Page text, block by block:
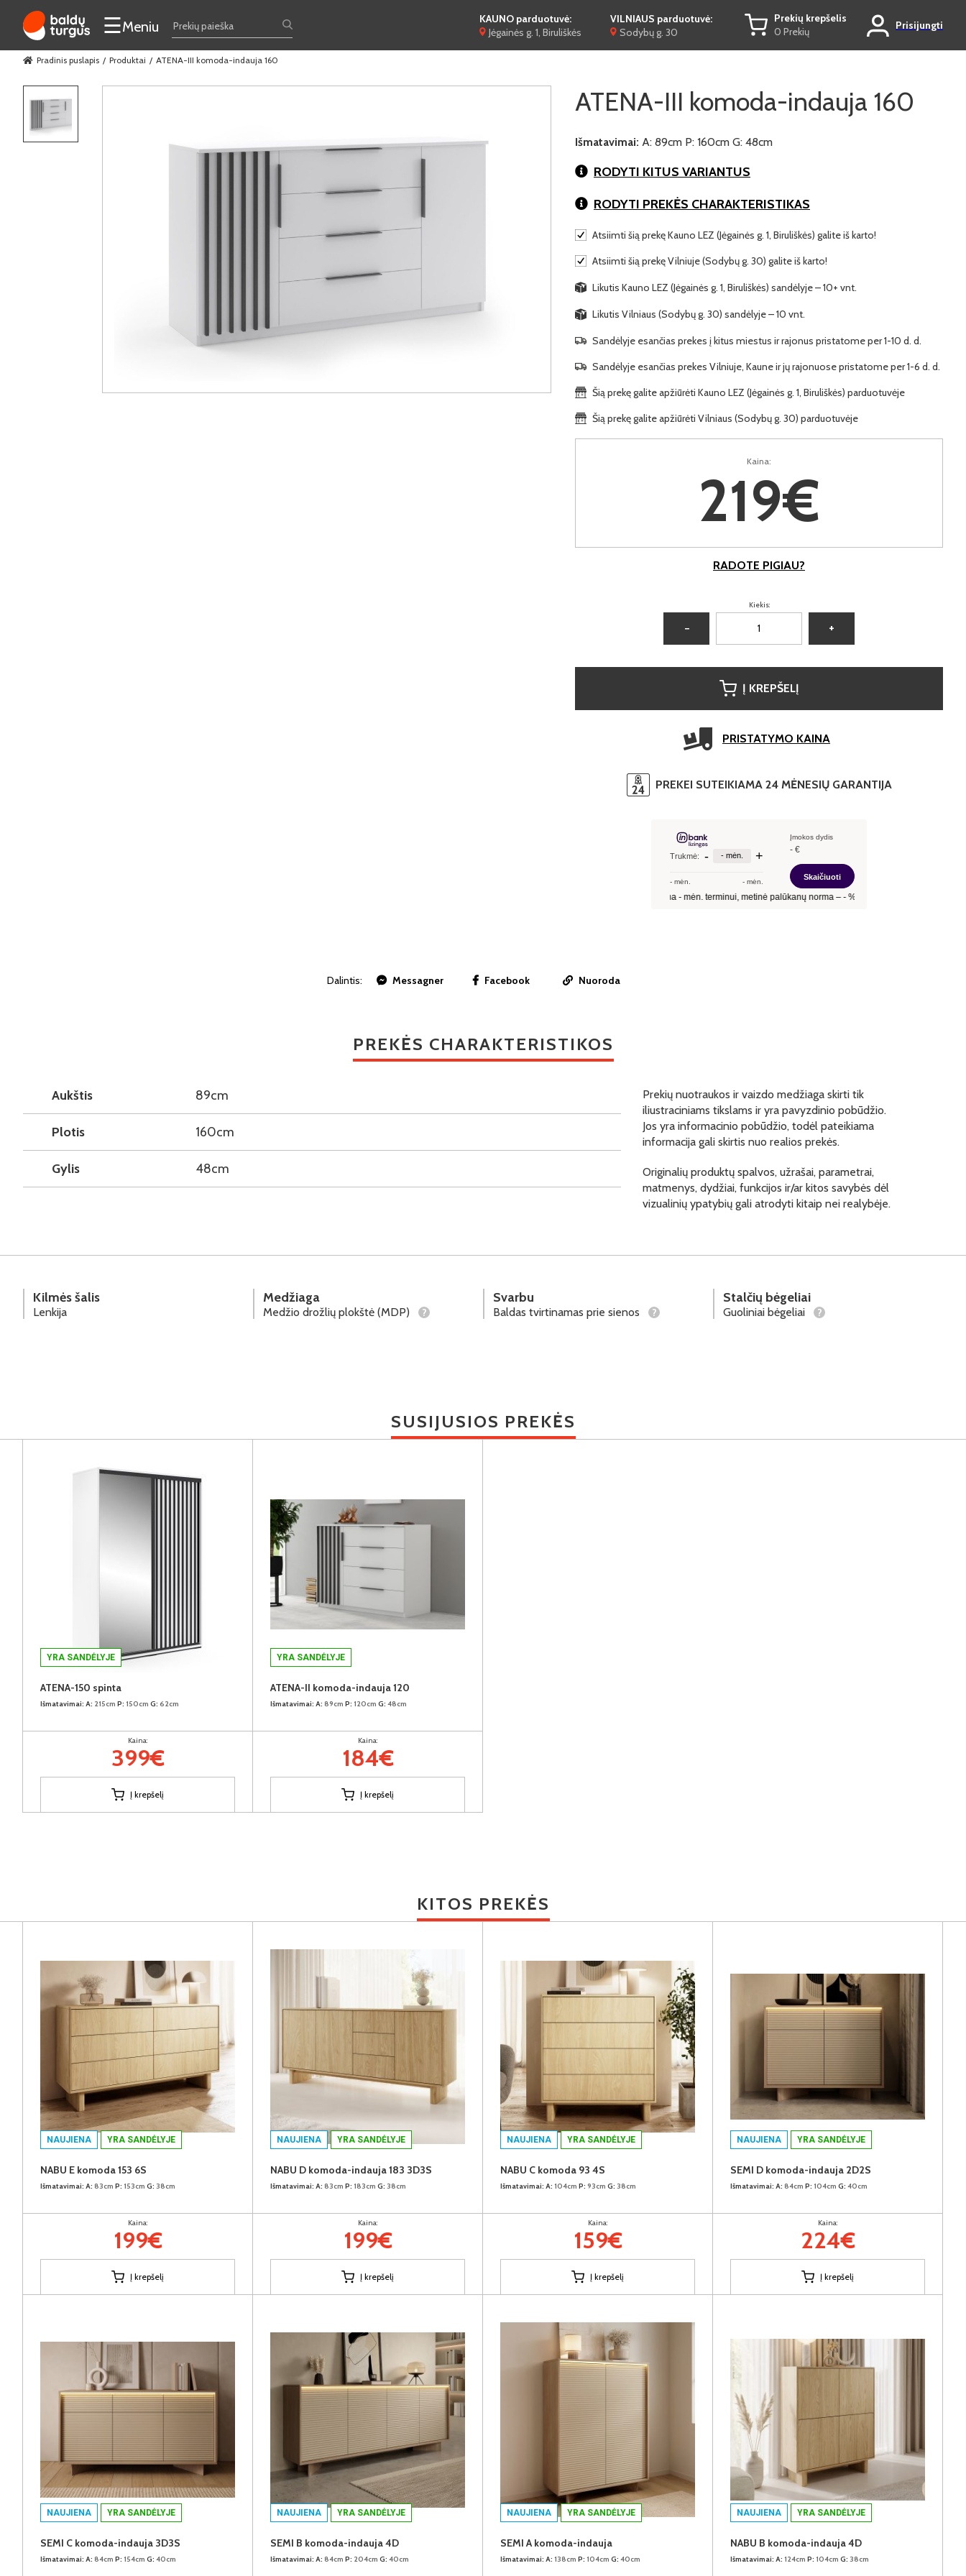
☰Meniu
KAUNO parduotuvė:
Jėgainės g. 1, Biruliškės
VILNIAUS parduotuvė:
Sodybų g. 30
Prekių krepšelis
0 Prekių
Prisijungti
Pradinis puslapis Produktai ATENA-III komoda-indauja 160
ATENA-III komoda-indauja 160
Išmatavimai: A: 89cm P: 160cm G: 48cm
RODYTI KITUS VARIANTUS
RODYTI PREKĖS CHARAKTERISTIKAS
Atsiimti šią prekę Kauno LEZ (Jėgainės g. 1, Biruliškės) galite iš karto!
Atsiimti šią prekę Vilniuje (Sodybų g. 30) galite iš karto!
Likutis Kauno LEZ (Jėgainės g. 1, Biruliškės) sandėlyje – 10+ vnt.
Likutis Vilniaus (Sodybų g. 30) sandėlyje – 10 vnt.
Sandėlyje esančias prekes į kitus miestus ir rajonus pristatome per 1-10 d. d.
Sandėlyje esančias prekes Vilniuje, Kaune ir jų rajonuose pristatome per 1-6 d. d.
Šią prekę galite apžiūrėti Kauno LEZ (Jėgainės g. 1, Biruliškės) parduotuvėje
Šią prekę galite apžiūrėti Vilniaus (Sodybų g. 30) parduotuvėje
Kaina:
219€
RADOTE PIGIAU?
Kiekis:
− +
Į KREPŠELĮ
PRISTATYMO KAINA
PREKEI SUTEIKIAMA 24 MĖNESIŲ GARANTIJA
Dalintis: Messagner Facebook Nuoroda
PREKĖS CHARAKTERISTIKOS
Aukštis 89cm
Plotis 160cm
Gylis 48cm
Prekių nuotraukos ir vaizdo medžiaga skirti tik
iliustraciniams tikslams ir yra pavyzdinio pobūdžio.
Jos yra informacinio pobūdžio, todėl pateikiama
informacija gali skirtis nuo realios prekės.
Originalių produktų spalvos, užrašai, parametrai,
matmenys, dydžiai, funkcijos ir/ar kitos savybės dėl
vizualinių ypatybių gali atrodyti kitaip nei realybėje.
Kilmės šalis
Lenkija
Medžiaga
Medžio drožlių plokštė (MDP) ?
Svarbu
Baldas tvirtinamas prie sienos ?
Stalčių bėgeliai
Guoliniai bėgeliai ?
SUSIJUSIOS PREKĖS
YRA SANDĖLYJE
ATENA-150 spinta
Išmatavimai: A: 215cm P: 150cm G: 62cm
Kaina:
399€
Į krepšelį
YRA SANDĖLYJE
ATENA-II komoda-indauja 120
Išmatavimai: A: 89cm P: 120cm G: 48cm
Kaina:
184€
Į krepšelį
KITOS PREKĖS
NAUJIENA YRA SANDĖLYJE
NABU E komoda 153 6S
Išmatavimai: A: 83cm P: 153cm G: 38cm
Kaina:
199€
Į krepšelį
NAUJIENA YRA SANDĖLYJE
NABU D komoda-indauja 183 3D3S
Išmatavimai: A: 83cm P: 183cm G: 38cm
Kaina:
199€
Į krepšelį
NAUJIENA YRA SANDĖLYJE
NABU C komoda 93 4S
Išmatavimai: A: 104cm P: 93cm G: 38cm
Kaina:
159€
Į krepšelį
NAUJIENA YRA SANDĖLYJE
SEMI D komoda-indauja 2D2S
Išmatavimai: A: 84cm P: 104cm G: 40cm
Kaina:
224€
Į krepšelį
NAUJIENA YRA SANDĖLYJE
SEMI C komoda-indauja 3D3S
Išmatavimai: A: 84cm P: 154cm G: 40cm
NAUJIENA YRA SANDĖLYJE
SEMI B komoda-indauja 4D
Išmatavimai: A: 84cm P: 204cm G: 40cm
NAUJIENA YRA SANDĖLYJE
SEMI A komoda-indauja
Išmatavimai: A: 138cm P: 104cm G: 40cm
NAUJIENA YRA SANDĖLYJE
NABU B komoda-indauja 4D
Išmatavimai: A: 124cm P: 104cm G: 38cm